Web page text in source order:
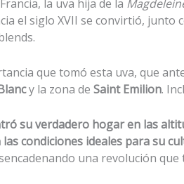
la uva hija de la
el siglo XVII se convirtió, junto
que tomó esta uva, que
y la zona de Saint Emilion.
su verdadero hogar en las
condiciones ideales para su
una revolución